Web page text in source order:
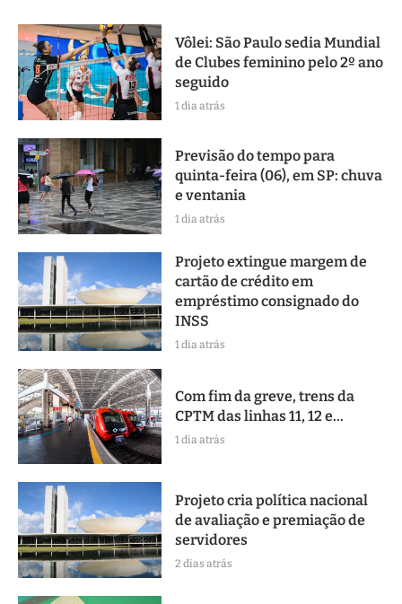
Vôlei: São Paulo sedia Mundial
de Clubes feminino pelo 2º ano
seguido
1 dia atrás
Previsão do tempo para
quinta-feira (06), em SP: chuva
e ventania
1 dia atrás
Projeto extingue margem de
cartão de crédito em
empréstimo consignado do
INSS
1 dia atrás
Com fim da greve, trens da
CPTM das linhas 11, 12 e...
1 dia atrás
Projeto cria política nacional
de avaliação e premiação de
servidores
2 dias atrás